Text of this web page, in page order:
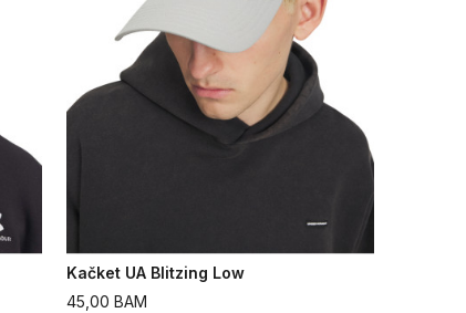
Kačket UA Blitzing Low
45,00 BAM